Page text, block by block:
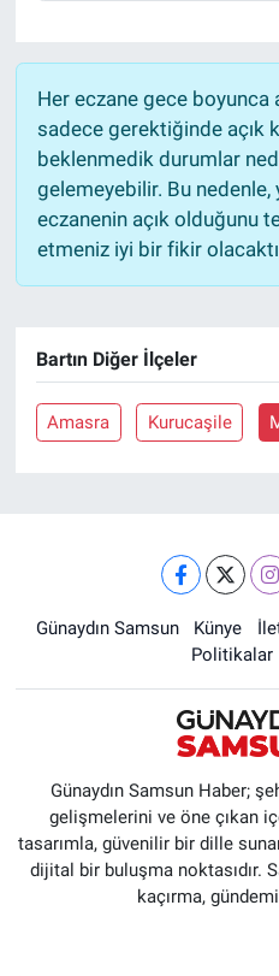
Her eczane gece boyunca
sadece gerektiğinde açık
beklenmedik durumlar
gelemeyebilir. Bu nedenle,
eczanenin açık olduğunu
etmeniz iyi bir fikir
Bartın Diğer İlçeler
Amasra Kurucaşile
Günaydın Samsun Künye
Politikalar
Günaydın Samsun Haber;
gelişmelerini ve öne çıkan
tasarımla, güvenilir bir dille
dijital bir buluşma noktasıdır.
kaçırma,